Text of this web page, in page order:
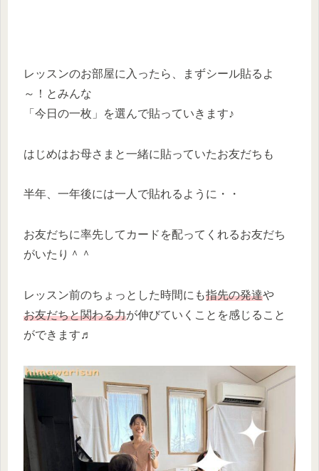
レッスンのお部屋に入ったら、まずシール貼るよ
～！とみんな
「今日の一枚」を選んで貼っていきます♪
はじめはお母さまと一緒に貼っていたお友だちも
半年、一年後には一人で貼れるように・・
お友だちに率先してカードを配ってくれるお友だち
がいたり＾＾
レッスン前のちょっとした時間にも指先の発達や
お友だちと関わる力が伸びていくことを感じること
ができます♬